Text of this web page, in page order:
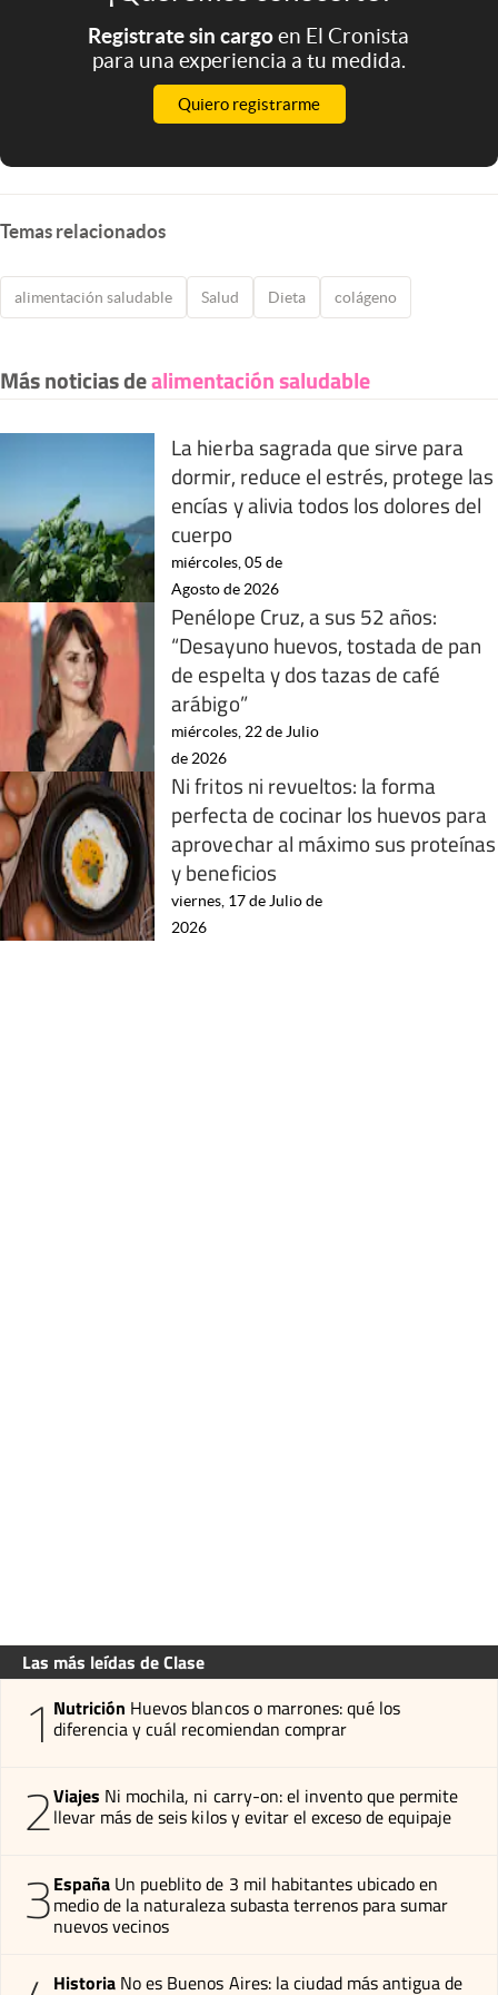
Registrate sin cargoen El Cronista
para una experiencia a tu medida.
Quiero registrarme
Temas relacionados
alimentación saludable Salud Dieta colágeno
Más noticias dealimentación saludable
La hierba sagrada que sirve para
dormir, reduce el estrés, protege las
encías y alivia todos los dolores del
cuerpo
miércoles, 05 de
Agosto de 2026
Penélope Cruz, a sus 52 años:
“Desayuno huevos, tostada de pan
de espelta y dos tazas de café
arábigo”
miércoles, 22 de Julio
de 2026
Ni fritos ni revueltos: la forma
perfecta de cocinar los huevos para
aprovechar al máximo sus proteínas
y beneficios
viernes, 17 de Julio de
2026
Las más leídas de Clase
1 Nutrición Huevos blancos o marrones: qué los
diferencia y cuál recomiendan comprar
2Viajes Ni mochila, ni carry-on: el invento que permite
llevar más de seis kilos y evitar el exceso de equipaje
3España Un pueblito de 3 mil habitantes ubicado en
medio de la naturaleza subasta terrenos para sumar
nuevos vecinos
Historia No es Buenos Aires: la ciudad más antigua de